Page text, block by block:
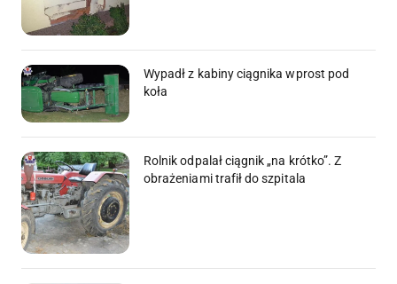
Wypadł z kabiny ciągnika wprost pod
koła
Rolnik odpalał ciągnik „na krótko”. Z
obrażeniami trafił do szpitala